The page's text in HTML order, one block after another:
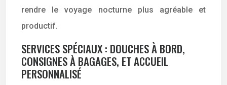
rendre le voyage nocturne plus agréable et
productif.
SERVICES SPÉCIAUX : DOUCHES À BORD,
CONSIGNES À BAGAGES, ET ACCUEIL
PERSONNALISÉ